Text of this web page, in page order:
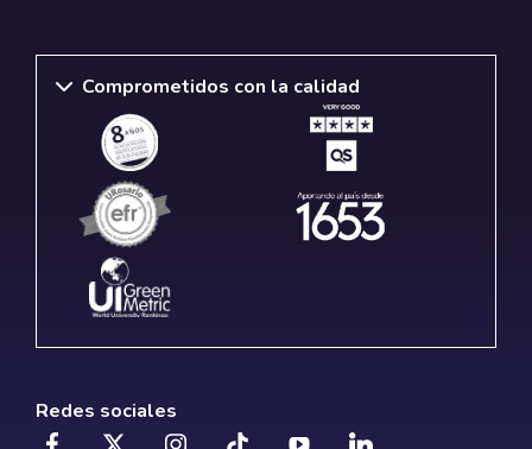
Comprometidos con la calidad
Redes sociales